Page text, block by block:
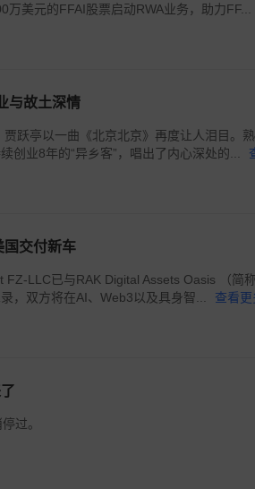
美元的FFAI股票启动RWA业务，助力FF...
与故土深情
跃亭以一曲《北京北京》再度让人泪目。
创业8年的“异乡客”，唱出了内心深处的...
国交付新车
LLC已与RAK Digital Assets Oasis （简称
，双方将在AI、Web3以及具身智...
查看更
过。